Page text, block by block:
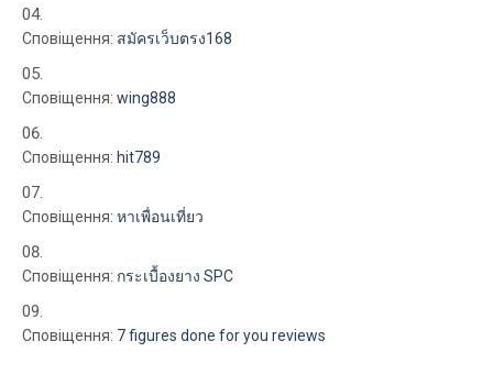
Сповіщення: สมัครเว็บตรง168
Сповіщення: wing888
Сповіщення: hit789
Сповіщення: หาเพื่อนเที่ยว
Сповіщення: กระเบื้องยาง SPC
Сповіщення: 7 figures done for you reviews